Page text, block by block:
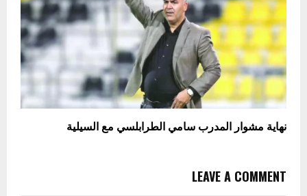
نهاية مشوار المدرب سامي الطرابلسي مع السيلية
LEAVE A COMMENT